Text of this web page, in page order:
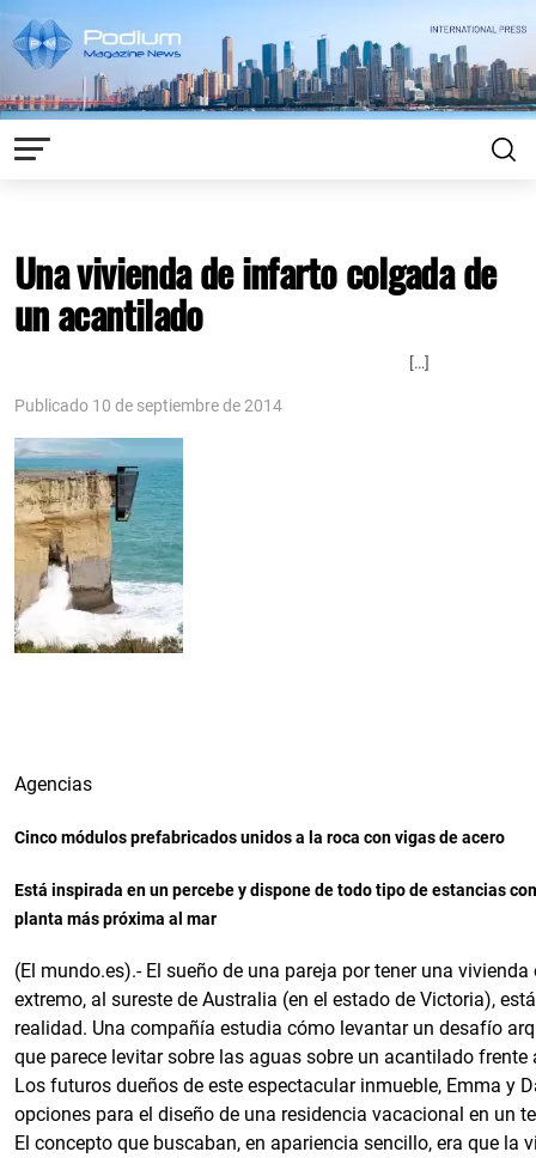
Una vivienda de infarto colgada de
un acantilado
[…]
Publicado 10 de septiembre de 2014
Agencias
Cinco módulos prefabricados unidos a la roca con vigas de acero
Está inspirada en un percebe y dispone de todo tipo de estancias
planta más próxima al mar
(El mundo.es).- El sueño de una pareja por tener una
extremo, al sureste de Australia (en el estado de Victoria),
realidad. Una compañía estudia cómo levantar un desafío
que parece levitar sobre las aguas sobre un acantilado frente
Los futuros dueños de este espectacular inmueble, Emma y
opciones para el diseño de una residencia vacacional en un
El concepto que buscaban, en apariencia sencillo, era que la